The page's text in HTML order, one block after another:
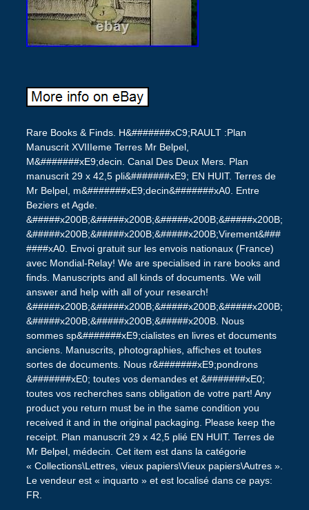
Rare Books & Finds. H&#######xC9;RAULT :Plan
Manuscrit XVIIIeme Terres Mr Belpel,
M&#######xE9;decin. Canal Des Deux Mers. Plan
manuscrit 29 x 42,5 pli&#######xE9; EN HUIT. Terres de
Mr Belpel, m&#######xE9;decin&#######xA0. Entre
Beziers et Agde.
&#####x200B;&#####x200B;&#####x200B;&#####x200B;
&#####x200B;&#####x200B;&#####x200B;Virement&###
####xA0. Envoi gratuit sur les envois nationaux (France)
avec Mondial-Relay! We are specialised in rare books and
finds. Manuscripts and all kinds of documents. We will
answer and help with all of your research!
&#####x200B;&#####x200B;&#####x200B;&#####x200B;
&#####x200B;&#####x200B;&#####x200B. Nous
sommes sp&#######xE9;cialistes en livres et documents
anciens. Manuscrits, photographies, affiches et toutes
sortes de documents. Nous r&#######xE9;pondrons
&#######xE0; toutes vos demandes et &#######xE0;
toutes vos recherches sans obligation de votre part! Any
product you return must be in the same condition you
received it and in the original packaging. Please keep the
receipt. Plan manuscrit 29 x 42,5 plié EN HUIT. Terres de
Mr Belpel, médecin. Cet item est dans la catégorie
« Collections\Lettres, vieux papiers\Vieux papiers\Autres ».
Le vendeur est « inquarto » et est localisé dans ce pays:
FR.